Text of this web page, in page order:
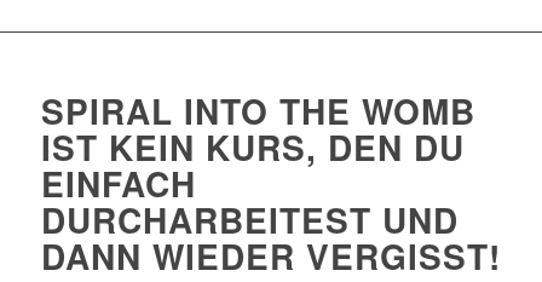
SPIRAL INTO THE WOMB
IST KEIN KURS, DEN DU
EINFACH
DURCHARBEITEST UND
DANN WIEDER VERGISST!